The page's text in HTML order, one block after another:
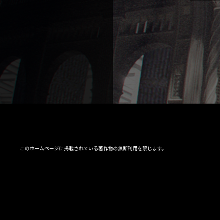
このホームページに掲載されている著作物の無断利用を禁じます。